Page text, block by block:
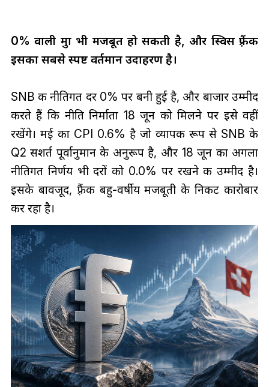
0% वाली मुद्रा भी मजबूत हो सकती है, और स्विस फ़्रैंक
इसका सबसे स्पष्ट वर्तमान उदाहरण है।
SNB की नीतिगत दर 0% पर बनी हुई है, और बाजार उम्मीद
करते हैं कि नीति निर्माता 18 जून को मिलने पर इसे वहीं
रखेंगे। मई का CPI 0.6% है जो व्यापक रूप से SNB के
Q2 सशर्त पूर्वानुमान के अनुरूप है, और 18 जून का अगला
नीतिगत निर्णय भी दरों को 0.0% पर रखने की उम्मीद है।
इसके बावजूद, फ़्रैंक बहु-वर्षीय मजबूती के निकट कारोबार
कर रहा है।